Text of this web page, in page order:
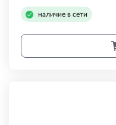
наличие в сети